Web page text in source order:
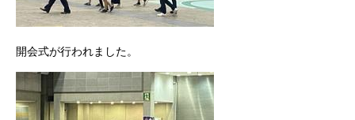
開会式が行われました。